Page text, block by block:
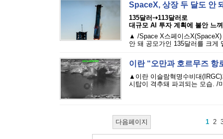
SpaceX, 상장 두 달도 안
135달러⇢113달러로
대규모 AI 투자 계획에 불안 느껴
▲ /Space X스페이스
안 돼 공모가인 135달러를 크게
이란 “오만과 호르무즈 항
▲이란 이슬람혁명수비대
시탑이 격추돼 파괴되는 모습. /
다음페이지 1 2